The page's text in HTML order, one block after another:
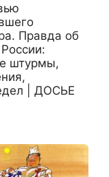
Правда об
штурмы,
| ДОСЬЕ